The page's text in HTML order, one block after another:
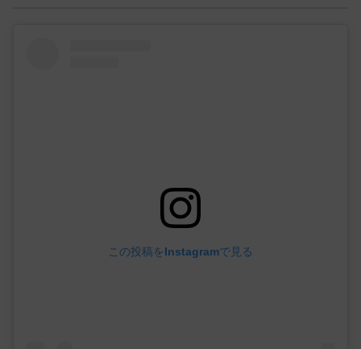
この投稿をInstagramで見る